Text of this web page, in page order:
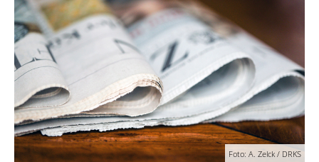
Foto: A. Zelck / DRKS